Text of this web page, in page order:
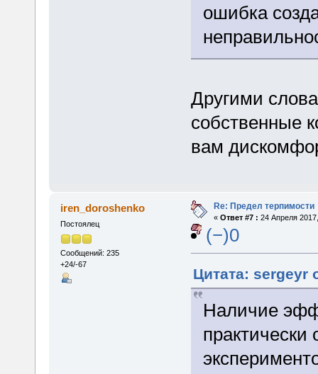
ошибка
Другими
собственные
вам
iren_doroshenko
Постоялец
Сообщений: 235
+24/-67
Re: Предел терпимости
« Ответ #7 : 24 Апреля
(−)0
Цитата: sergeyr
Наличие
практически